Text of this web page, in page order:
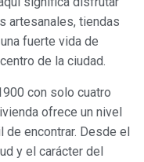
artesanales, tiendas
fuerte vida de
de la ciudad.
con solo cuatro
ofrece un nivel
encontrar. Desde el
y el carácter del